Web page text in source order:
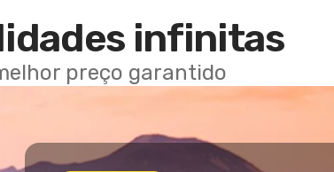
infinitas
preço garantido